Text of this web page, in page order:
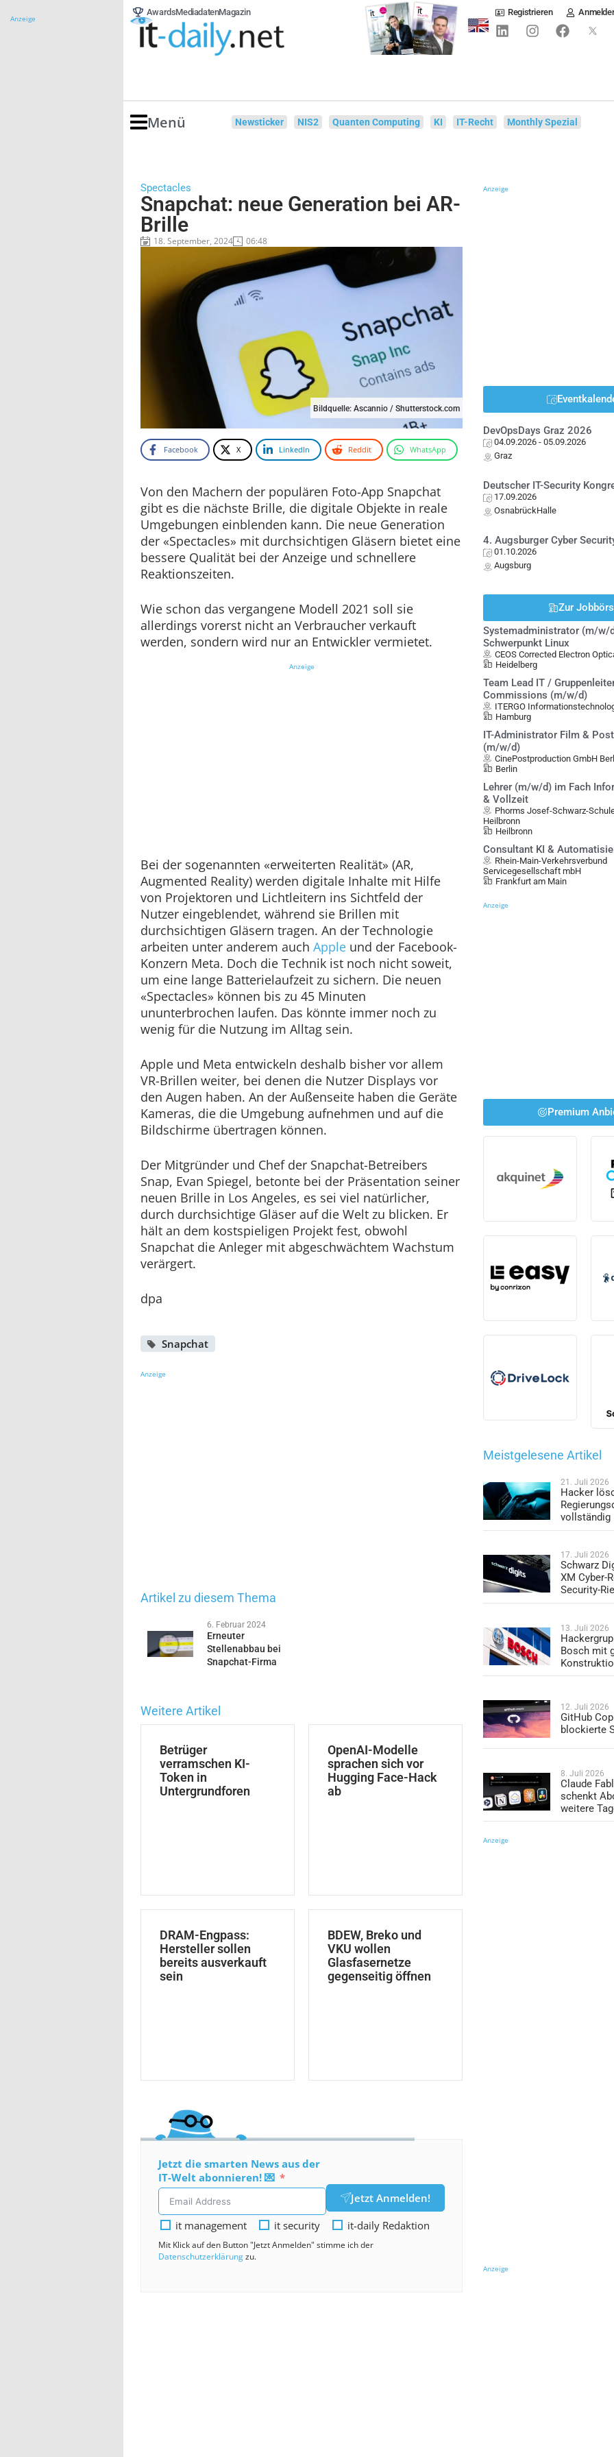
Anzeige
AwardsMediadatenMagazin Registrieren
Menü Newsticker NIS2 Quanten Computing KI IT-Recht Monthly Spezial
Spectacles
Snapchat: neue Generation bei AR-
Brille
18. September, 2024 06:48
Bildquelle: Ascannio / Shutterstock.com
Facebook X LinkedIn Reddit WhatsApp
Von den Machern der populären Foto-App Snapchat
gibt es die nächste Brille, die digitale Objekte in reale
Umgebungen einblenden kann. Die neue Generation
der «Spectacles» mit durchsichtigen Gläsern bietet eine
bessere Qualität bei der Anzeige und schnellere
Reaktionszeiten.
Wie schon das vergangene Modell 2021 soll sie
allerdings vorerst nicht an Verbraucher verkauft
werden, sondern wird nur an Entwickler vermietet.
Anzeige
Bei der sogenannten «erweiterten Realität» (AR,
Augmented Reality) werden digitale Inhalte mit Hilfe
von Projektoren und Lichtleitern ins Sichtfeld der
Nutzer eingeblendet, während sie Brillen mit
durchsichtigen Gläsern tragen. An der Technologie
arbeiten unter anderem auch Apple und der Facebook-
Konzern Meta. Doch die Technik ist noch nicht soweit,
um eine lange Batterielaufzeit zu sichern. Die neuen
«Spectacles» können bis zu 45 Minuten
ununterbrochen laufen. Das könnte immer noch zu
wenig für die Nutzung im Alltag sein.
Apple und Meta entwickeln deshalb bisher vor allem
VR-Brillen weiter, bei denen die Nutzer Displays vor
den Augen haben. An der Außenseite haben die Geräte
Kameras, die die Umgebung aufnehmen und auf die
Bildschirme übertragen können.
Der Mitgründer und Chef der Snapchat-Betreibers
Snap, Evan Spiegel, betonte bei der Präsentation seiner
neuen Brille in Los Angeles, es sei viel natürlicher,
durch durchsichtige Gläser auf die Welt zu blicken. Er
hält an dem kostspieligen Projekt fest, obwohl
Snapchat die Anleger mit abgeschwächtem Wachstum
verärgert.
dpa
Snapchat
Anzeige
Artikel zu diesem Thema
6. Februar 2024
Erneuter
Stellenabbau bei
Snapchat-Firma
Weitere Artikel
Betrüger
verramschen KI-
Token in
Untergrundforen
OpenAI-Modelle
sprachen sich vor
Hugging Face-Hack
ab
DRAM-Engpass:
Hersteller sollen
bereits ausverkauft
sein
BDEW, Breko und
VKU wollen
Glasfasernetze
gegenseitig öffnen
Jetzt die smarten News aus der
IT-Welt abonnieren! 💌
Jetzt Anmelden!
it management
it security it-daily Redaktion
Mit Klick auf den Button "Jetzt Anmelden" stimme ich der
Datenschutzerklärungzu.
Anzeige
DevOpsDays Graz 2026
04.09.2026 - 05.09.2026
Graz
Deutscher IT-Security
17.09.2026
OsnabrückHalle
4. Augsburger Cyber
01.10.2026
Augsburg
Zur
Systemadministrator (m/w/
Schwerpunkt Linux
CEOS Corrected Electron
Heidelberg
Team Lead IT /
Commissions (m/w/d)
ITERGO
Hamburg
IT-Administrator Film &
(m/w/d)
CinePostproduction GmbH
Berlin
Lehrer (m/w/d) im Fach
& Vollzeit
Phorms Josef-Schwarz-
Heilbronn
Heilbronn
Consultant KI &
Rhein-Main-Verkehrsverbund
Servicegesellschaft mbH
Frankfurt am Main
Anzeige
Premium
Meistgelesene Artikel
21. Juli 2026
Hacker
vollständig
17. Juli 2026
Schwarz
XM Cyber-
Security-
13. Juli 2026
Bosch mit
12. Juli 2026
GitHub
blockierte
8. Juli 2026
Claude
schenkt
weitere
Anzeige
Anzeige